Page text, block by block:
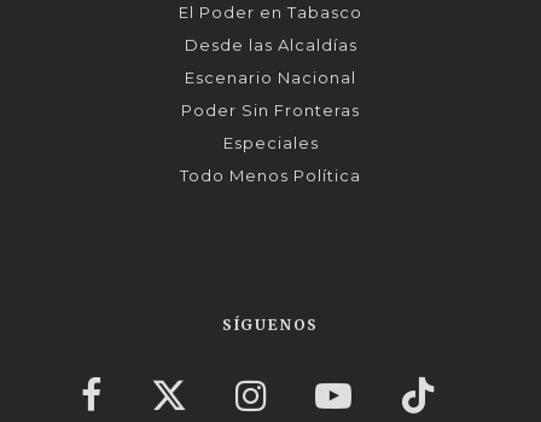
El Poder en Tabasco
Desde las Alcaldías
Escenario Nacional
Poder Sin Fronteras
Especiales
Todo Menos Política
SÍGUENOS